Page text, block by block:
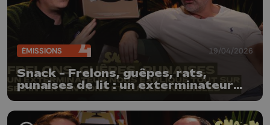
ÉMISSIONS 19/04/2026
Snack - Frelons, guêpes, rats,
punaises de lit : un exterminateur
débarrasser !